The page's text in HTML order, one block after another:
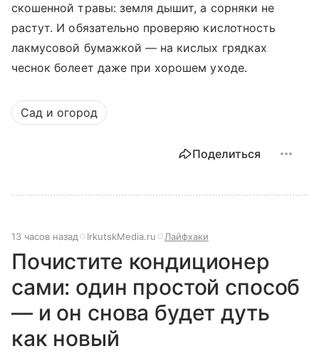
скошенной травы: земля дышит, а сорняки не
растут. И обязательно проверяю кислотность
лакмусовой бумажкой — на кислых грядках
чеснок болеет даже при хорошем уходе.
Сад и огород
Поделиться
13 часов назад IrkutskMedia.ru Лайфхаки
Почистите кондиционер
сами: один простой способ
— и он снова будет дуть
как новый